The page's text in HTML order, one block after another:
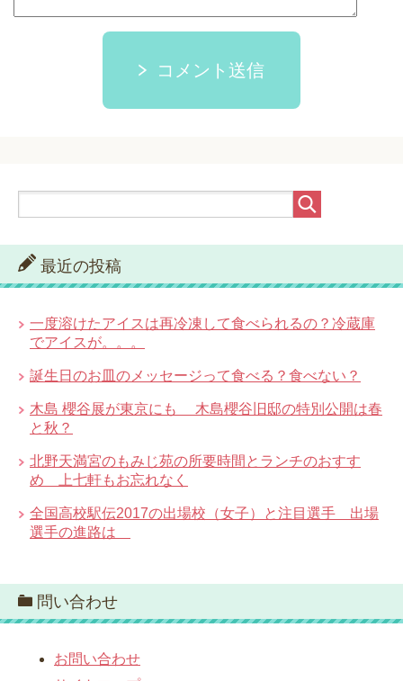
コメント送信
最近の投稿
一度溶けたアイスは再冷凍して食べられるの？冷蔵庫
でアイスが。。。
誕生日のお皿のメッセージって食べる？食べない？
木島 櫻谷展が東京にも 木島櫻谷旧邸の特別公開は春
と秋？
北野天満宮のもみじ苑の所要時間とランチのおすす
め 上七軒もお忘れなく
全国高校駅伝2017の出場校（女子）と注目選手 出場
選手の進路は
問い合わせ
お問い合わせ